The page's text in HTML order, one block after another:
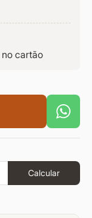
no cartão
Calcular